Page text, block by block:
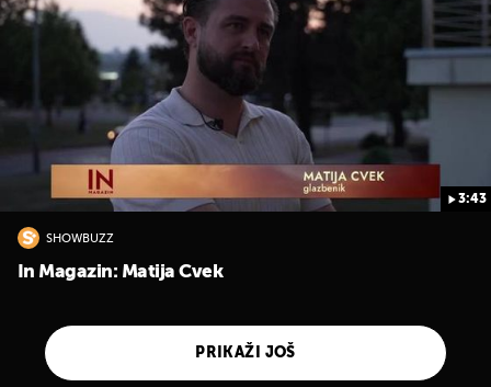
3:43
SHOWBUZZ
In Magazin: Matija Cvek
PRIKAŽI JOŠ